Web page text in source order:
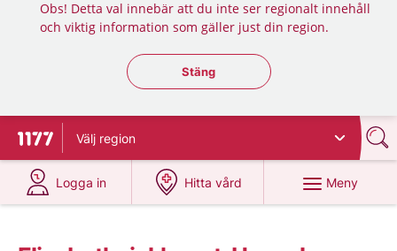
Obs! Detta val innebär att du inte ser regionalt innehåll
och viktig information som gäller just din region.
Stäng regionsväljaren
Stäng
Till startsidan för 1177
Välj region
Logga in
på 1177.se
Hitta vård
på 1177.se
Meny